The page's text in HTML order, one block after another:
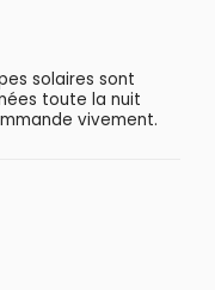
solaires sont
toute la nuit
vivement.